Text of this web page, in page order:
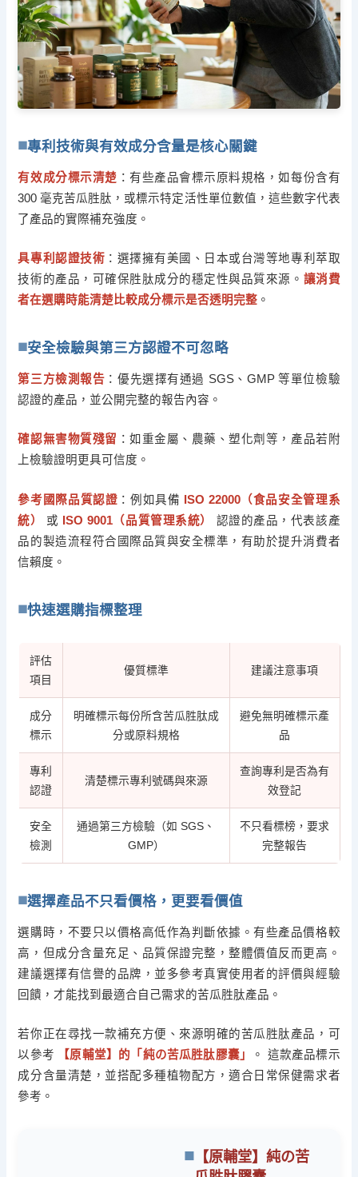
專利技術與有效成分含量是核心關鍵
有效成分標示清楚 ：有些產品會標示原料規格，如每份含有
300 毫克苦瓜胜肽，或標示特定活性單位數值，這些數字代表
了產品的實際補充強度。
具專利認證技術 ：選擇擁有美國、日本或台灣等地專利萃取
技術的產品，可確保胜肽成分的穩定性與品質來源。 讓消費
者在選購時能清楚比較成分標示是否透明完整 。
安全檢驗與第三方認證不可忽略
第三方檢測報告 ：優先選擇有通過 SGS、GMP 等單位檢驗
認證的產品，並公開完整的報告內容。
確認無害物質殘留 ：如重金屬、農藥、塑化劑等，產品若附
上檢驗證明更具可信度。
參考國際品質認證 ：例如具備
ISO 22000（食品安全管理系
統）
或 ISO 9001（品質管理系統）
認證的產品，代表該產
品的製造流程符合國際品質與安全標準，有助於提升消費者
信賴度。
快速選購指標整理
評估
項目
優質標準 建議注意事項
成分
標示
明確標示每份所含苦瓜胜肽成
分或原料規格
避免無明確標示產
品
專利
認證
清楚標示專利號碼與來源
查詢專利是否為有
效登記
安全
檢測
通過第三方檢驗（如 SGS、
GMP）
不只看標榜，要求
完整報告
選擇產品不只看價格，更要看價值
選購時，不要只以價格高低作為判斷依據。有些產品價格較
高，但成分含量充足、品質保證完整，整體價值反而更高。
建議選擇有信譽的品牌，並多參考真實使用者的評價與經驗
回饋，才能找到最適合自己需求的苦瓜胜肽產品。
若你正在尋找一款補充方便、來源明確的苦瓜胜肽產品，可
以參考
【原輔堂】的「純の苦瓜胜肽膠囊」
。 這款產品標示
成分含量清楚，並搭配多種植物配方，適合日常保健需求者
參考。
【原輔堂】純の苦